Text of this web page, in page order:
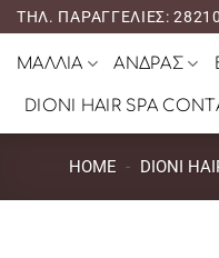
Μετάβαση
ΤΗΛ. ΠΑΡΑΓΓΕΛΙΕΣ:
ΜΑΛΛΙΑ ΑΝΔΡΑΣ
DIONI HAIR SPA
HOME - DIONI